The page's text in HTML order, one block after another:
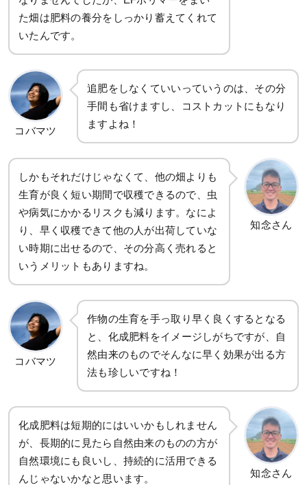
た畑は肥料の養分をしっかり蓄えてくれて
いたんです。
コバマツ
追肥をしなくていいっていうのは、その分
手間も省けますし、コストカットにもなり
ますよね！
しかもそれだけじゃなくて、他の畑よりも
生育が良く短い期間で収穫できるので、虫
や病気にかかるリスクも減ります。なによ
り、早く収穫できて他の人が出荷していな
い時期に出せるので、その分高く売れると
いうメリットもありますね。
知念さん
コバマツ
作物の生育を手っ取り早く良くするとなる
と、化成肥料をイメージしがちですが、自
然由来のものでそんなに早く効果が出る方
法も珍しいですね！
化成肥料は短期的にはいいかもしれません
が、長期的に見たら自然由来のものの方が
自然環境にも良いし、持続的に活用できる
んじゃないかなと思います。
知念さん